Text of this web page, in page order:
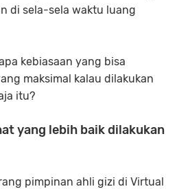
di sela-sela waktu luang
kebiasaan yang bisa
maksimal kalau dilakukan
itu?
yang lebih baik dilakukan
pimpinan ahli gizi di Virtual